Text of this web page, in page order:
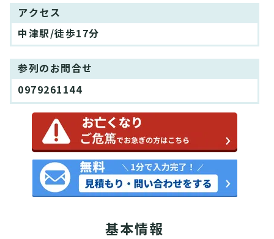
アクセス
中津駅/徒歩17分
参列のお問合せ
0979261144
基本情報